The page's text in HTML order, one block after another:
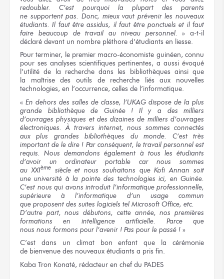
redoubler. C’est pourquoi la plupart
des parents
ne supportentpas. Donc, mieux vaut prévenirles nouveaux
étudiants.Il fautêtre assidus, il faut être ponctuelset il faut
faire beaucoup de travail au niveau personnel. » a-t-il
déclaré devant un nombre pléthore d’étudiants en liesse.
Pour terminer, le premier macro-économiste guinéen, connu
pour ses analyses scientifiques pertinentes,a aussi évoqué
l’utilitéde la recherche dans les bibliothèques ainsi que
la maîtrise des outils de recherche liésaux nouvelles
technologies, en l’occurrence, celles de l’informatique.
« En dehors des salles de classe, l’UKAG dispose de la plus
grande bibliothèquede Guinée ! Il y a
des milliers
d’ouvrages physiques et des dizaines de milliers d’ouvrages
électroniques. À travers internet, nous sommes connectés
aux plus grandes bibliothèques du monde. C’est très
important de le dire ! Par conséquent, le travail personnel est
requis. Nous demandons également à tous les étudiants
d’avoir un ordinateur portable car nous sommes
au XXIèmesiècle et nous souhaitons que Kofi Annan soit
une université à la pointe des technologies ici, en Guinée.
C’est nous qui avons introduit l’informatique professionnelle,
supérieureà l’informatique d’un usagecommun
que proposent des suites logiciels tel Microsoft Office, etc.
D’autre part,nous débutons, cette année, nos premières
formationsen intelligenceartificielle. Parce que
nous nous formons pour l’avenir ! Pas pour le passé ! »
C’est dans un climatbon enfantque la cérémonie
de bienvenue des nouveaux étudiants a pris fin.
Kaba Tron Konaté, rédacteur en chef du PADES